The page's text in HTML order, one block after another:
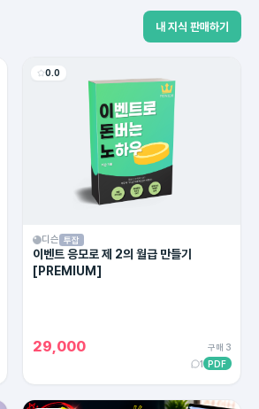
내 지식 판매하기
0.0
디슨 투잡
이벤트 응모로 제 2의 월급 만들기
[PREMIUM]
29,000
구매 3
1 PDF